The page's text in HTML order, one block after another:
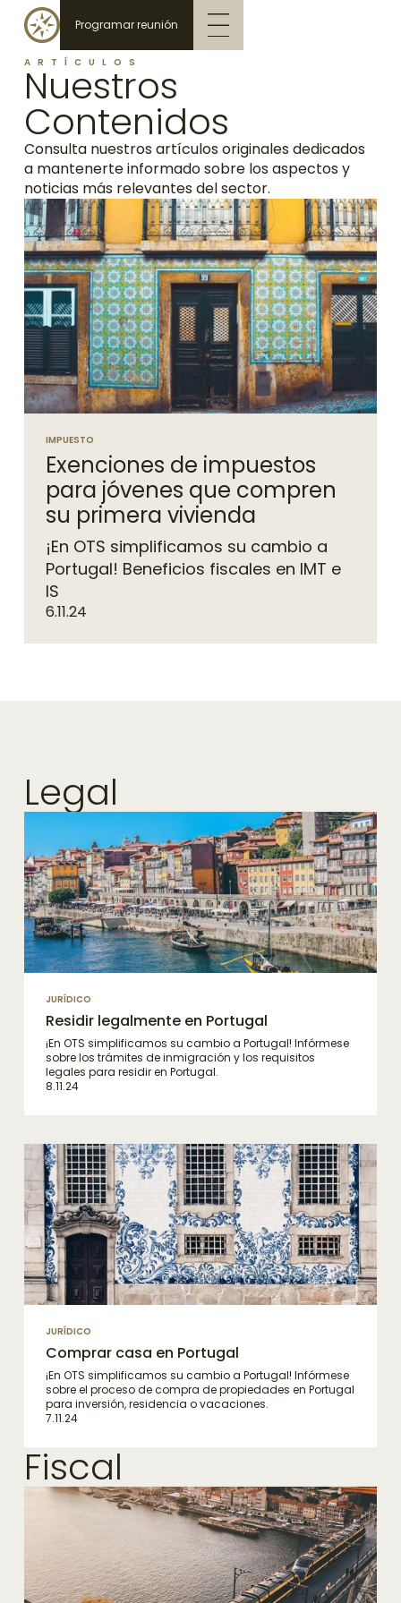
Programar reunión
ARTÍCULOS
Nuestros
Contenidos
Consulta nuestros artículos originales dedicados
a mantenerte informado sobre los aspectos y
noticias más relevantes del sector.
IMPUESTO
Exenciones de impuestos
para jóvenes que compren
su primera vivienda
¡En OTS simplificamos su cambio a
Portugal! Beneficios fiscales en IMT e
IS
6.11.24
Legal
JURÍDICO
Residir legalmente en Portugal
¡En OTS simplificamos su cambio a Portugal! Infórmese
sobre los trámites de inmigración y los requisitos
legales para residir en Portugal.
8.11.24
JURÍDICO
Comprar casa en Portugal
¡En OTS simplificamos su cambio a Portugal! Infórmese
sobre el proceso de compra de propiedades en Portugal
para inversión, residencia o vacaciones.
7.11.24
Fiscal